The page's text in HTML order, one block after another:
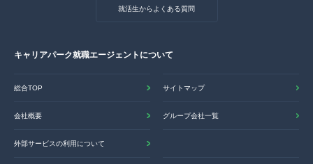
就活生からよくある質問
キャリアパーク就職エージェントについて
総合TOP サイトマップ
会社概要 グループ会社一覧
外部サービスの利用について